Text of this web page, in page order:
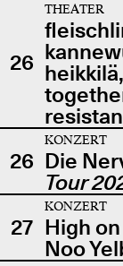
26
THEATER
26
KONZERT
Die
Tour
27
KONZERT
High
Noo